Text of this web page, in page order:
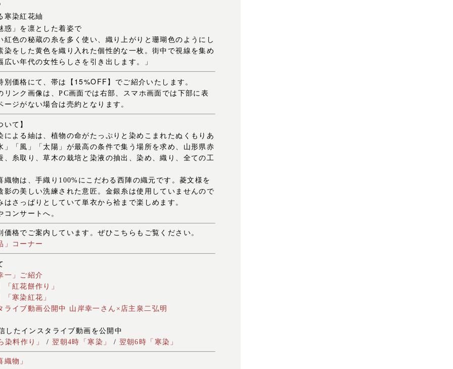
寒染紅花紬
惑」を凛とした着姿で
紅色の秘蔵の糸を多く使い、織り上がりと珊瑚色のようにし
染をした黄色を織り入れた個性的な一枚。街中で視線を集め
広い年代の女性らしさを引き出します。」
別価格にて、帯は【15%OFF】でご紹介いたします。
ンク画像は、PC画面では右部、スマホ画面では下部に表
ージがない場合は売約となります。
て】
による紬は、植物の命がたっぷりと染めこまれたぬくもりあ
」「風」「太陽」が最高の条件で集う場所を求め、山形県赤
、糸取り、草木の栽培と染液の抽出、染め、織り、全ての工
織物は、手織り100%にこだわる西陣の織元です。菱文様を
影の美しい洗練された意匠。金銀糸は使用していませんので
はさっぱりとしていて単衣から袷まで楽しめます。
コンサートへ。
価格でご案内しています。ぜひこちらもご覧ください。
」コーナー
一」ご紹介
「紅花餅作り」
「寒染紅花」
ライブ動画公開中 山岸幸一さん×店主泉二弘明
したインスタライブ動画を公開中
染料作り」
/ 翌朝4時「寒染」 / 翌朝6時「寒染」
織物」